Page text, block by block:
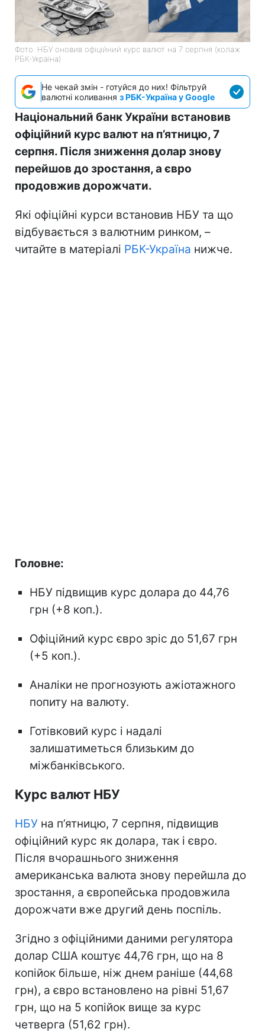
Фото: НБУ оновив офіційний курс валют на 7 серпня (колаж
РБК-Україна)
Не чекай змін - готуйся до них! Фільтруй
валютні коливання з РБК-Україна у Google
Національний банк України встановив
офіційний курс валют на п’ятницю, 7
серпня. Після зниження долар знову
перейшов до зростання, а євро
продовжив дорожчати.
Які офіційні курси встановив НБУ та що
відбувається з валютним ринком, –
читайте в матеріалі РБК-Україна нижче.
Головне:
НБУ підвищив курс долара до 44,76
грн (+8 коп.).
Офіційний курс євро зріс до 51,67 грн
(+5 коп.).
Аналіки не прогнозують ажіотажного
попиту на валюту.
Готівковий курс і надалі
залишатиметься близьким до
міжбанківського.
Курс валют НБУ
НБУ на п’ятницю, 7 серпня, підвищив
офіційний курс як долара, так і євро.
Після вчорашнього зниження
американська валюта знову перейшла до
зростання, а європейська продовжила
дорожчати вже другий день поспіль.
Згідно з офіційними даними регулятора
долар США коштує 44,76 грн, що на 8
копійок більше, ніж днем раніше (44,68
грн), а євро встановлено на рівні 51,67
грн, що на 5 копійок вище за курс
четверга (51,62 грн).